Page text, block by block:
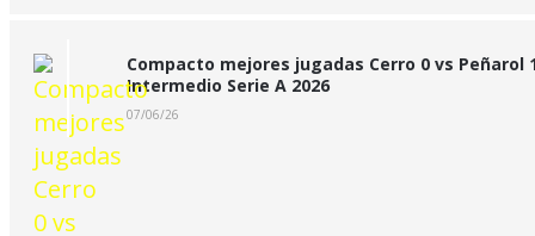
Compacto mejores jugadas Cerro 0 vs Peñarol
Intermedio Serie A 2026
07/06/26